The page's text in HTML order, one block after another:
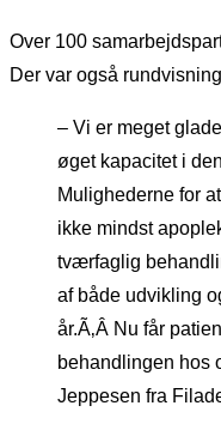
Over 100
Der var også
– Vi er meget
øget kapacitet i
Mulighederne for
ikke mindst
tværfaglig
af både udvikling
år.Ã‚Â Nu får
behandlingen hos
Jeppesen fra